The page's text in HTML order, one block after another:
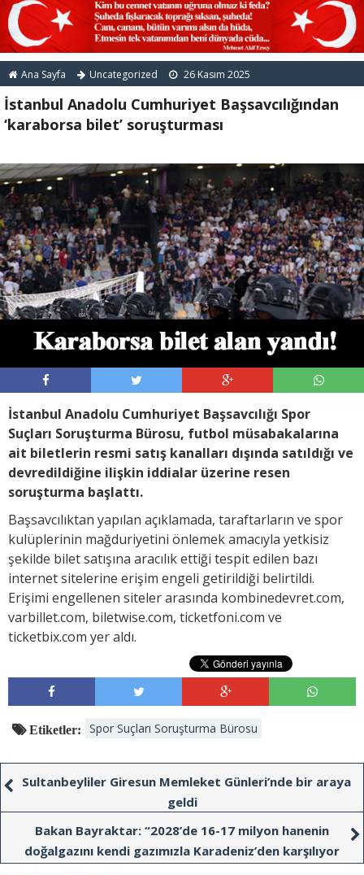
Ana Sayfa Uncategorized 26 Kasım 2025
İstanbul Anadolu Cumhuriyet Başsavcılığından
‘karaborsa bilet’ soruşturması
İstanbul Anadolu Cumhuriyet Başsavcılığı Spor
Suçları Soruşturma Bürosu, futbol müsabakalarına
ait biletlerin resmi satış kanalları dışında satıldığı ve
devredildiğine ilişkin iddialar üzerine resen
soruşturma başlattı.
Başsavcılıktan yapılan açıklamada, taraftarların ve spor
kulüplerinin mağduriyetini önlemek amacıyla yetkisiz
şekilde bilet satışına aracılık ettiği tespit edilen bazı
internet sitelerine erişim engeli getirildiği belirtildi.
Erişimi engellenen siteler arasında kombinedevret.com,
varbillet.com, biletwise.com, ticketfoni.com ve
ticketbix.com yer aldı.
Etiketler: Spor Suçları Soruşturma Bürosu
Sultanbeyliler Giresun Memleket Günleri’nde bir araya
geldi
Bakan Bayraktar: “2028’de 16-17 milyon hanenin
doğalgazını kendi gazımızla Karadeniz’den karşılıyor